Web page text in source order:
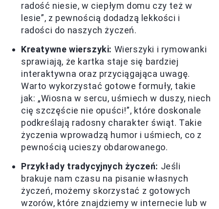
radość niesie, w ciepłym domu czy też w
lesie”, z pewnością dodadzą lekkości i
radości do naszych życzeń.
Kreatywne wierszyki: Wierszyki i rymowanki
sprawiają, że kartka staje się bardziej
interaktywna oraz przyciągająca uwagę.
Warto wykorzystać gotowe formuły, takie
jak: „Wiosna w sercu, uśmiech w duszy, niech
cię szczęście nie opuści!”, które doskonale
podkreślają radosny charakter świąt. Takie
życzenia wprowadzą humor i uśmiech, co z
pewnością ucieszy obdarowanego.
Przykłady tradycyjnych życzeń: Jeśli
brakuje nam czasu na pisanie własnych
życzeń, możemy skorzystać z gotowych
wzorów, które znajdziemy w internecie lub w